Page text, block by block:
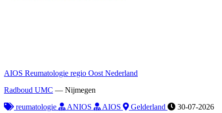
AIOS Reumatologie regio Oost Nederland
Radboud UMC — Nijmegen
reumatologie
ANIOS AIOS Gelderland 30-07-2026